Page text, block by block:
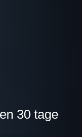
30 tage